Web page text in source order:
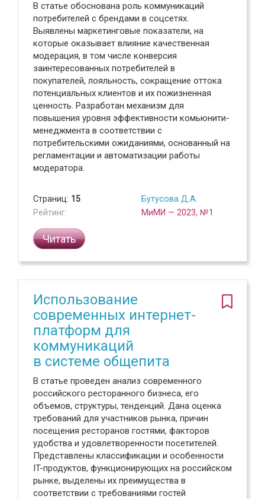
В статье обоснована роль коммуникаций
потребителей с брендами в соцсетях.
Выявлены маркетинговые показатели, на
которые оказывает влияние качественная
модерация, в том числе конверсия
заинтересованных потребителей в
покупателей, лояльность, сокращение оттока
потенциальных клиентов и их пожизненная
ценность. Разработан механизм для
повышения уровня эффективности комьюнити-
менеджмента в соответствии с
потребительскими ожиданиями, основанный на
регламентации и автоматизации работы
модератора.
Страниц: 15
Рейтинг:
Бутусова Д.А.
МиМИ — 2023, №1
Читать
Использование
современных интернет-
платформ для
коммуникаций
в системе общепита
В статье проведен анализ современного
российского ресторанного бизнеса, его
объемов, структуры, тенденций. Дана оценка
требований для участников рынка, причин
посещения ресторанов гостями, факторов
удобства и удовлетворенности посетителей.
Представлены классификации и особенности
IT-продуктов, функционирующих на российском
рынке, выделены их преимущества в
соответствии с требованиями гостей